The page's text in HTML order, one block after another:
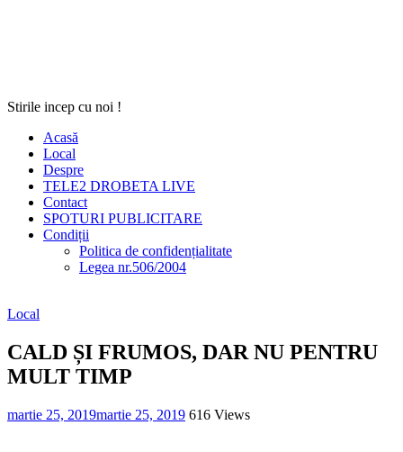
Stirile incep cu noi !
Acasă
Local
Despre
TELE2 DROBETA LIVE
Contact
SPOTURI PUBLICITARE
Condiții
Politica de confidențialitate
Legea nr.506/2004
Local
CALD ȘI FRUMOS, DAR NU PENTRU
MULT TIMP
martie 25, 2019martie 25, 2019 616 Views